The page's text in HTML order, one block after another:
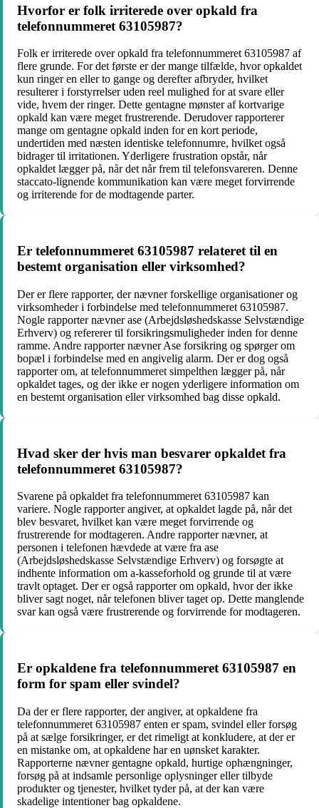
Hvorfor er folk irriterede over opkald fra
telefonnummeret 63105987?
Folk er irriterede over opkald fra telefonnummeret 63105987 af
flere grunde. For det første er der mange tilfælde, hvor opkaldet
kun ringer en eller to gange og derefter afbryder, hvilket
resulterer i forstyrrelser uden reel mulighed for at svare eller
vide, hvem der ringer. Dette gentagne mønster af kortvarige
opkald kan være meget frustrerende. Derudover rapporterer
mange om gentagne opkald inden for en kort periode,
undertiden med næsten identiske telefonnumre, hvilket også
bidrager til irritationen. Yderligere frustration opstår, når
opkaldet lægger på, når det når frem til telefonsvareren. Denne
staccato-lignende kommunikation kan være meget forvirrende
og irriterende for de modtagende parter.
Er telefonnummeret 63105987 relateret til en
bestemt organisation eller virksomhed?
Der er flere rapporter, der nævner forskellige organisationer og
virksomheder i forbindelse med telefonnummeret 63105987.
Nogle rapporter nævner ase (Arbejdsløshedskasse Selvstændige
Erhverv) og refererer til forsikringsmuligheder inden for denne
ramme. Andre rapporter nævner Ase forsikring og spørger om
bopæl i forbindelse med en angivelig alarm. Der er dog også
rapporter om, at telefonnummeret simpelthen lægger på, når
opkaldet tages, og der ikke er nogen yderligere information om
en bestemt organisation eller virksomhed bag disse opkald.
Hvad sker der hvis man besvarer opkaldet fra
telefonnummeret 63105987?
Svarene på opkaldet fra telefonnummeret 63105987 kan
variere. Nogle rapporter angiver, at opkaldet lagde på, når det
blev besvaret, hvilket kan være meget forvirrende og
frustrerende for modtageren. Andre rapporter nævner, at
personen i telefonen hævdede at være fra ase
(Arbejdsløshedskasse Selvstændige Erhverv) og forsøgte at
indhente information om a-kasseforhold og grunde til at være
travlt optaget. Der er også rapporter om opkald, hvor der ikke
bliver sagt noget, når telefonen bliver taget op. Dette manglende
svar kan også være frustrerende og forvirrende for modtageren.
Er opkaldene fra telefonnummeret 63105987 en
form for spam eller svindel?
Da der er flere rapporter, der angiver, at opkaldene fra
telefonnummeret 63105987 enten er spam, svindel eller forsøg
på at sælge forsikringer, er det rimeligt at konkludere, at der er
en mistanke om, at opkaldene har en uønsket karakter.
Rapporterne nævner gentagne opkald, hurtige ophængninger,
forsøg på at indsamle personlige oplysninger eller tilbyde
produkter og tjenester, hvilket tyder på, at der kan være
skadelige intentioner bag opkaldene.